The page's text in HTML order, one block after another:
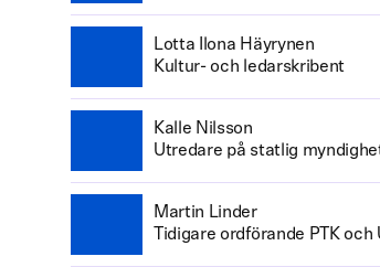
Lotta Ilona Häyrynen
Kultur- och ledarskribent
Kalle Nilsson
Utredare på statlig
Martin Linder
Tidigare ordförande PTK och